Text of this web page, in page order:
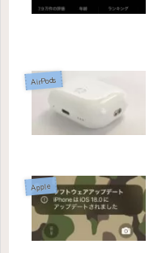
AirPods
Apple